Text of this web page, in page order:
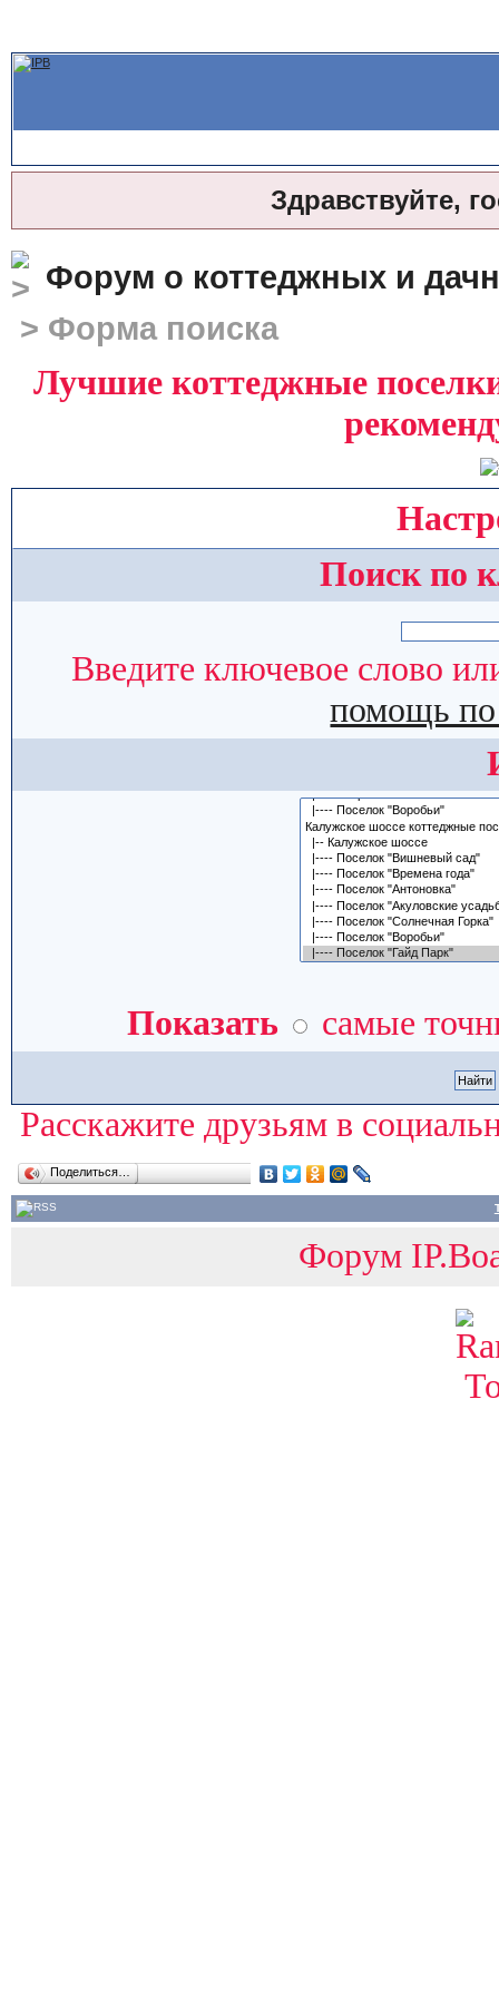
Здравствуйте,
Форум о коттеджных и
> Форма поиска
Лучшие коттеджные
Поиск по
Введите ключевое слово
помощь
Показать самые
Расскажите друзьям в
Поделиться…
Форум